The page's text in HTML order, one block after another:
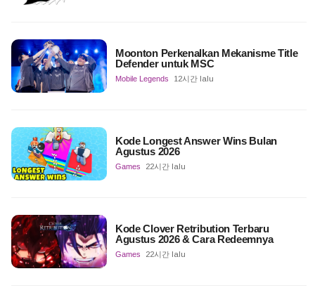
Moonton Perkenalkan Mekanisme Title
Defender untuk MSC
Mobile Legends 12시간 lalu
Kode Longest Answer Wins Bulan
Agustus 2026
Games 22시간 lalu
Kode Clover Retribution Terbaru
Agustus 2026 & Cara Redeemnya
Games 22시간 lalu